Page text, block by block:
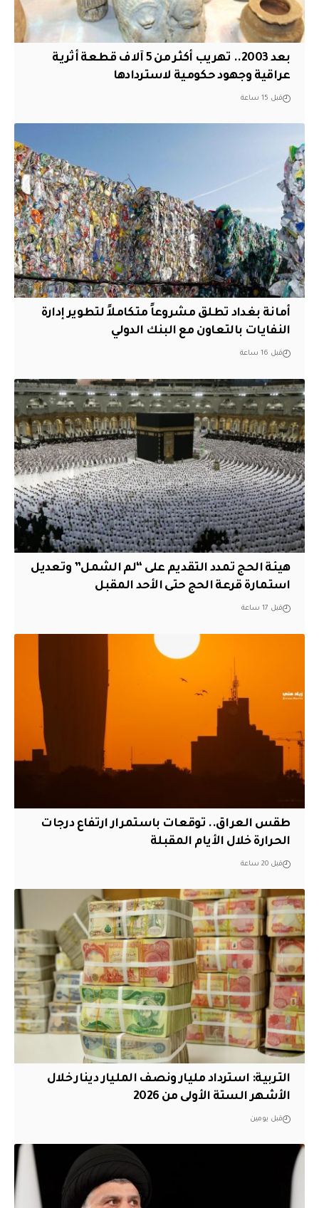
بعد 2003.. تهريب أكثر من 5 آلاف قطعة أثرية
عراقية وجهود حكومية لاستردادها
قبل 15 ساعة
أمانة بغداد تطلق مشروعاً متكاملاً لتطوير إدارة
النفايات بالتعاون مع البنك الدولي
قبل 16 ساعة
هيئة الحج تمدد التقديم على “لم الشمل” وتعديل
استمارة قرعة الحج حتى الأحد المقبل
قبل 17 ساعة
طقس العراق.. توقعات باستمرار ارتفاع درجات
الحرارة خلال الأيام المقبلة
قبل 20 ساعة
التربية: استرداد مليار ونصف المليار دينار خلال
الأشهر الستة الأولى من 2026
قبل يومين